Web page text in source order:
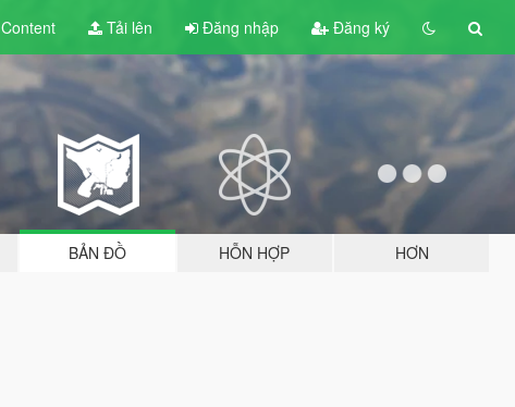
Content Tải lên Đăng nhập Đăng ký
BẢN ĐỒ HỖN HỢP HƠN